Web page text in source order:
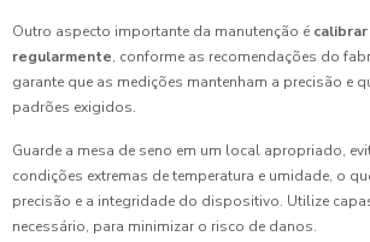
Outro aspecto importante da manutenção é
regularmente, conforme as recomendações do
garante que as medições mantenham a precisão e
padrões exigidos.
Guarde a mesa de seno em um local apropriado,
condições extremas de temperatura e umidade, o
precisão e a integridade do dispositivo. Utilize
necessário, para minimizar o risco de danos.